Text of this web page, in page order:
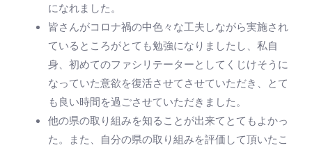
になれました。
皆さんがコロナ禍の中色々な工夫しながら実施され
ているところがとても勉強になりましたし、私自
身、初めてのファシリテーターとしてくじけそうに
なっていた意欲を復活させてさせていただき、とて
も良い時間を過ごさせていただきました。
他の県の取り組みを知ることが出来てとてもよかっ
た。また、自分の県の取り組みを評価して頂いたこ